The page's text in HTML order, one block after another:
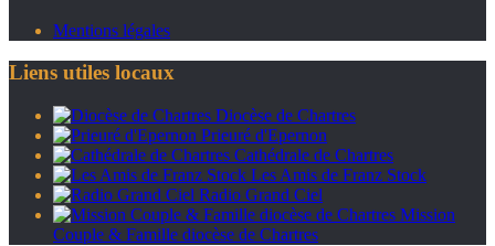
Mentions légales
Liens utiles locaux
Diocèse de Chartres
Prieuré d'Epernon
Cathédrale de Chartres
Les Amis de Franz Stock
Radio Grand Ciel
Mission
Couple & Famille diocèse de Chartres